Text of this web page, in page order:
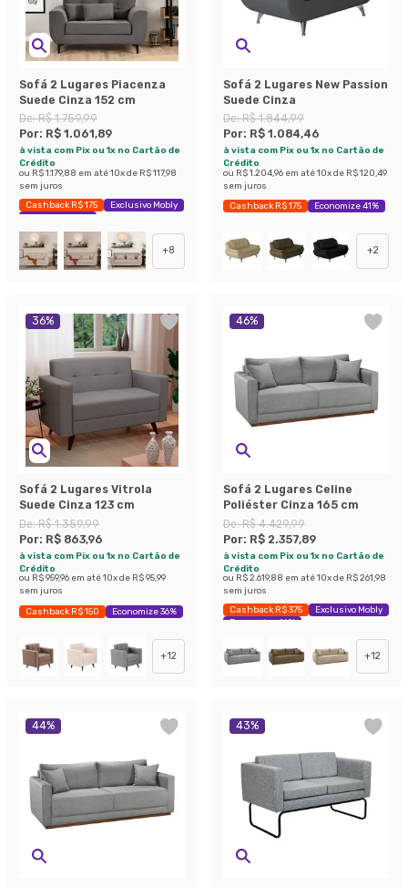
Sofá 2 Lugares Piacenza
Suede Cinza 152 cm
De:R$ 1.759,99
Por: R$ 1.061,89
à vista com Pix ou 1x no Cartão de
Crédito
ou R$ 1.179,88 em até10x de R$ 117,98
sem juros
Cashback R$ 175
Exclusivo Mobly
Economize 39%
+8
Sofá 2 Lugares New Passion
Suede Cinza
De:R$ 1.844,99
Por: R$ 1.084,46
à vista com Pix ou 1x no Cartão de
Crédito
ou R$ 1.204,96 em até10x de R$ 120,49
sem juros
Cashback R$ 175 Economize 41%
+2
36%
Sofá 2 Lugares Vitrola
Suede Cinza 123 cm
De:R$ 1.359,99
Por: R$ 863,96
à vista com Pix ou 1x no Cartão de
Crédito
ou R$ 959,96 em até10x de R$ 95,99
sem juros
Cashback R$ 150 Economize 36%
+12
46%
Sofá 2 Lugares Celine
Poliéster Cinza 165 cm
De:R$ 4.429,99
Por: R$ 2.357,89
à vista com Pix ou 1x no Cartão de
Crédito
ou R$ 2.619,88 em até10x de R$ 261,98
sem juros
Cashback R$ 375
Exclusivo Mobly
Economize 46%
+12
44% 43%